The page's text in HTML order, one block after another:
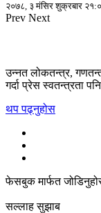
२०७८, ३ मंसिर शुक्रबार
Prev Next
उन्नत लोकतन्त्र,
गर्दा प्रेस स्वतन्त्रता
थप पढ्नुहोस
फेसबुक मार्फत
सल्लाह सुझाब